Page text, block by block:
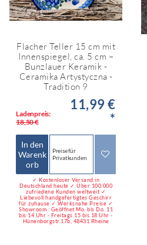
Flacher Teller 15 cm mit
Innenspiegel, ca. 5 cm –
Bunzlauer Keramik -
Ceramika Artystyczna -
Tradition 9
Ladenpreis:
18,50 €
11,99 €
*
In den
Warenk
orb
Preise für
Privatkunden
✓ Kostenloser Versand in
Deutschland heute ✓ Über 100.000
zufriedene Kunden weltweit ✓
Liebevoll handgefertigtes Geschirr
für zuhause ✓ Werksnahe Preise ✓
Showroom : Geöffnet Mo. bis Do. 11
bis 14 Uhr - Freitags 15 bis 18 Uhr -
Hünenborgstr.17b, 48431 Rheine